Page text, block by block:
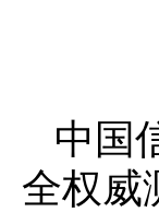
中国
全权威